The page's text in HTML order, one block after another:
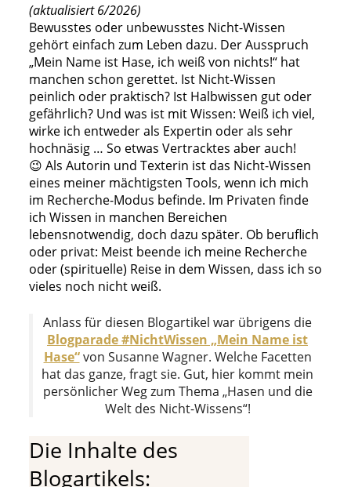
(aktualisiert 6/2026)
Bewusstes oder unbewusstes Nicht-Wissen
gehört einfach zum Leben dazu. Der Ausspruch
„Mein Name ist Hase, ich weiß von nichts!“ hat
manchen schon gerettet. Ist Nicht-Wissen
peinlich oder praktisch? Ist Halbwissen gut oder
gefährlich? Und was ist mit Wissen: Weiß ich viel,
wirke ich entweder als Expertin oder als sehr
hochnäsig … So etwas Vertracktes aber auch!
😉 Als Autorin und Texterin ist das Nicht-Wissen
eines meiner mächtigsten Tools, wenn ich mich
im Recherche-Modus befinde. Im Privaten finde
ich Wissen in manchen Bereichen
lebensnotwendig, doch dazu später. Ob beruflich
oder privat: Meist beende ich meine Recherche
oder (spirituelle) Reise in dem Wissen, dass ich so
vieles noch nicht weiß.
Anlass für diesen Blogartikel war übrigens die
Blogparade #NichtWissen „Mein Name ist
Hase“von Susanne Wagner. Welche Facetten
hat das ganze, fragt sie. Gut, hier kommt mein
persönlicher Weg zum Thema „Hasen und die
Welt des Nicht-Wissens“!
Die Inhalte des
Blogartikels: